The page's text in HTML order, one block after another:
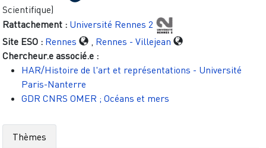
Scientifique)
Rattachement : Université Rennes 2
Site ESO : Rennes , Rennes - Villejean
Chercheur.e associé.e :
HAR/Histoire de l'art et représentations - Université
Paris-Nanterre
GDR CNRS OMER ; Océans et mers
Thèmes